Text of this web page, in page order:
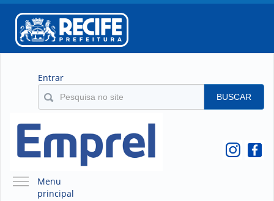
Entrar
BUSCAR
Menu
principal